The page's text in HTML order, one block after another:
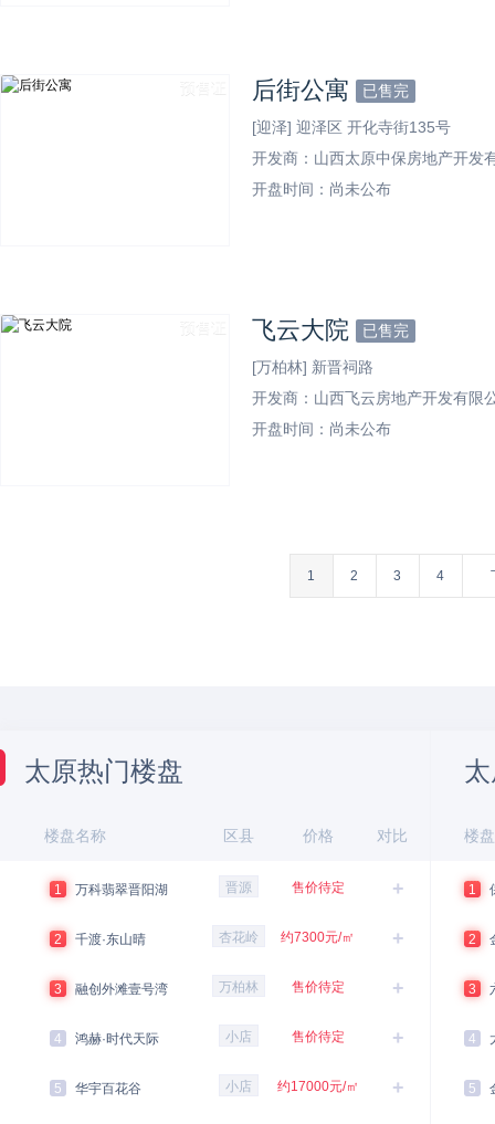
后街公寓 已售完
[迎泽] 迎泽区 开化寺街135号
开发商：山西太原中保房地产开发
开盘时间：尚未公布
飞云大院 已售完
[万柏林] 新晋祠路
开发商：山西飞云房地产开发有限
开盘时间：尚未公布
1 2 3 4
太原热门楼盘
楼盘名称 区县 价格 对比
1 万科翡翠晋阳湖 晋源 售价待定 +
2 千渡·东山晴 杏花岭 约7300元/㎡ +
3 融创外滩壹号湾 万柏林 售价待定 +
4 鸿赫·时代天际 小店 售价待定 +
5 华宇百花谷 小店 约17000元/㎡ +
楼
1
2
3
4
5